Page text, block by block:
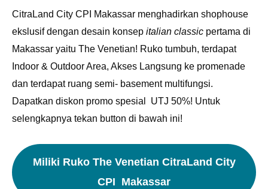
CitraLand City CPI Makassar menghadirkan shophouse
ekslusif dengan desain konsep italian classic pertama di
Makassar yaitu The Venetian! Ruko tumbuh, terdapat
Indoor & Outdoor Area, Akses Langsung ke promenade
dan terdapat ruang semi- basement multifungsi.
Dapatkan diskon promo spesial UTJ 50%! Untuk
selengkapnya tekan button di bawah ini!
Miliki Ruko The Venetian CitraLand City
CPI Makassar